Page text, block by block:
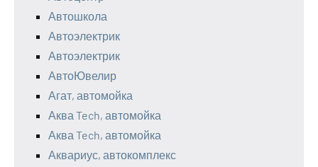
Автошкола
Автоэлектрик
Автоэлектрик
АвтоЮвелир
Агат, автомойка
Аква Tech, автомойка
Аква Tech, автомойка
Аквариус, автокомплекс